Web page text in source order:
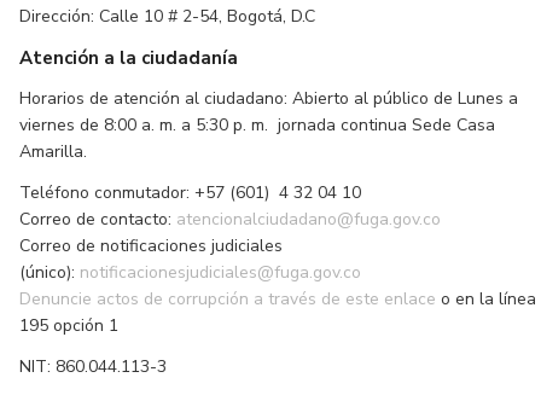
Dirección: Calle 10 # 2-54, Bogotá, D.C
Atención a la ciudadanía
Horarios de atención al ciudadano: Abierto al público de Lunes a
viernes de 8:00 a. m. a 5:30 p. m. jornada continua Sede Casa
Amarilla.
Teléfono conmutador: +57 (601) 4 32 04 10
Correo de contacto: atencionalciudadano@fuga.gov.co
Correo de notificaciones judiciales
(único): notificacionesjudiciales@fuga.gov.co
Denuncie actos de corrupción a través de este enlace o en la línea
195 opción 1
NIT: 860.044.113-3